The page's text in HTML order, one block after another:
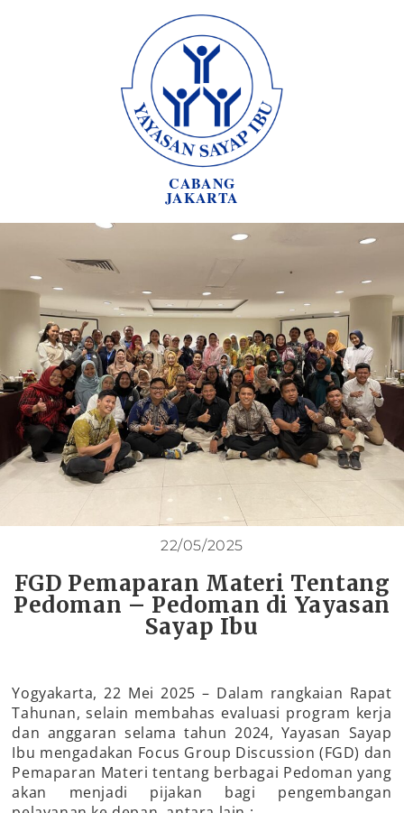
CABANG
JAKARTA
22/05/2025
FGD Pemaparan Materi Tentang
Pedoman – Pedoman di Yayasan
Sayap Ibu
Yogyakarta, 22 Mei 2025 – Dalam rangkaian Rapat
Tahunan, selain membahas evaluasi program kerja
dan anggaran selama tahun 2024, Yayasan Sayap
Ibu mengadakan Focus Group Discussion (FGD) dan
Pemaparan Materi tentang berbagai Pedoman yang
akan menjadi pijakan bagi pengembangan